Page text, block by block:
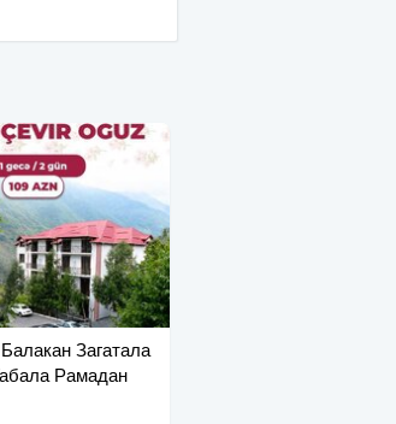
Загатала
Рамадан